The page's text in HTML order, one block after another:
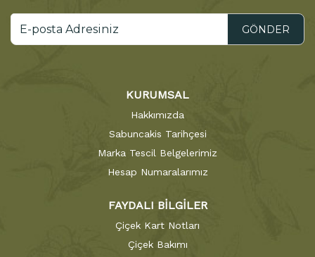
GÖNDER
KURUMSAL
Hakkımızda
Sabuncakis Tarihçesi
Marka Tescil Belgelerimiz
Hesap Numaralarımız
FAYDALI BİLGİLER
Çiçek Kart Notları
Çiçek Bakımı